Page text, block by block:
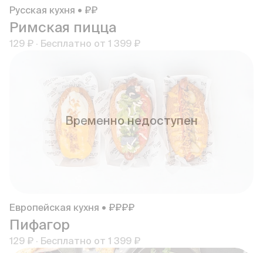
Русская кухня • ₽₽
Римская пицца
129 ₽ · Бесплатно от 1 399 ₽
Временно недоступен
Европейская кухня • ₽₽₽₽
Пифагор
129 ₽ · Бесплатно от 1 399 ₽